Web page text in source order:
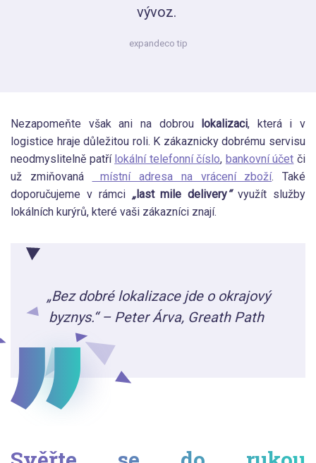
vývoz.
expandeco tip
Nezapomeňte však ani na dobrou lokalizaci, která i v
logistice hraje důležitou roli. K zákaznicky dobrému servisu
neodmyslitelně patří lokální telefonní číslo, bankovní účet či
už zmiňovaná
místní adresa na vrácení zboží. Také
doporučujeme v rámci „last mile delivery“využít služby
lokálních kurýrů, které vaši zákazníci znají.
„Bez dobré lokalizace jde o okrajový
byznys.“ – Peter Árva, Greath Path